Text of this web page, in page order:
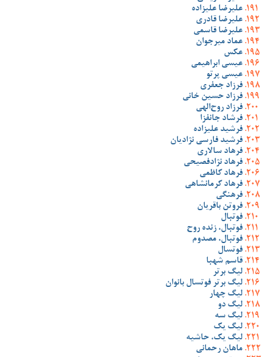
علیرضا علیزاده
علیرضا قادری
علیرضا قاسمی
عماد میرجوان
عکس
عیسی ابراهیمی
عیسی پرتو
فرزاد جعفری
فرزاد حسین خانی
فرزاد روح‌الهی
فرشاد جانفزا
فرشید علیزاده
فرشید فارسی نژادیان
فرهاد سالاری
فرهاد نژادفصیحی
فرهاد کاظمی
فرهاد کرمانشاهی
فرهنگی
فروتن باقریان
فوتبال
فوتبال، زنده روح
فوتبال، مصدوم
فوتسال
قاسم شهبا
لیگ برتر
لیگ برتر فوتسال بانوان
لیگ چهار
لیگ دو
لیگ سه
لیگ یک
لیگ یک، حاشیه
ماهان رحمانی